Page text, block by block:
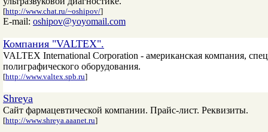
[http://www.chat.ru/~oshipov/]
E-mail: oshipov@yoyomail.com
Компания "VALTEX".
VALTEX International Corporation - американская компания,
полиграфического оборудования.
[http://www.valtex.spb.ru]
Shreya
Сайт фармацевтической компании. Прайс-лист. Реквизиты.
[http://www.shreya.aaanet.ru]